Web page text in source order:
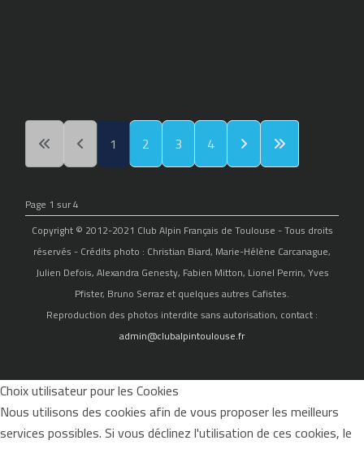
1 2 3 4
Page 1 sur 4
Copyright © 2012-2021 Club Alpin Français de Toulouse - Tous droits
réservés - Crédits photo : Christian Biard, Marie-Hélène Carcanague,
Julien Defois, Alexandra Genesty, Fabien Mitton, Lionel Perrin, Yves
Pfister, Bruno Serraz et quelques autres Cafistes.
Reproduction des photos interdite sans autorisation, contact :
admin@clubalpintoulouse.fr
Choix utilisateur pour les Cookies
Nous utilisons des cookies afin de vous proposer les meilleurs
services possibles. Si vous déclinez l'utilisation de ces cookies, le